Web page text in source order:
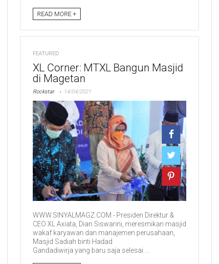
READ MORE +
FEATURED
XL Corner: MTXL Bangun Masjid
di Magetan
Rockstar 14/04/2021
WWW.SINYALMAGZ.COM - Presiden Direktur &
CEO XL Axiata, Dian Siswarini, meresmikan masjid
wakaf karyawan dan manajemen perusahaan,
Masjid Sadiah binti Hadad
Gandadiwirja yang baru saja selesai ...